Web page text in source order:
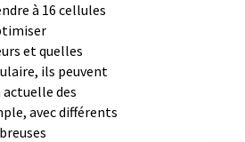
à 16 cellules
et quelles
ils peuvent
des
avec différents